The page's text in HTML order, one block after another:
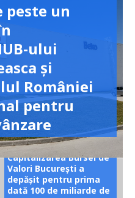
peste un
ului
și
României
pentru
Capitalizarea Bursei de
Valori București a
depășit pentru prima
dată 100 de miliarde de